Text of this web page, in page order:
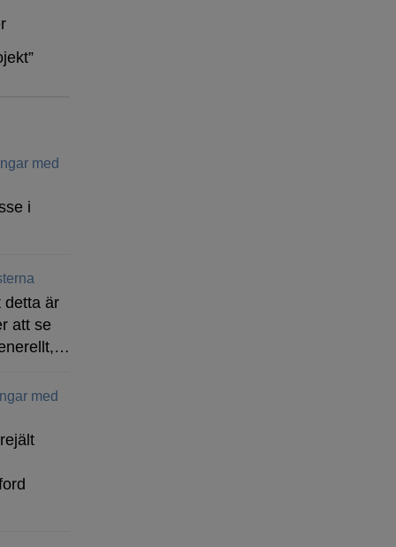
med
i
detta är
att se
med